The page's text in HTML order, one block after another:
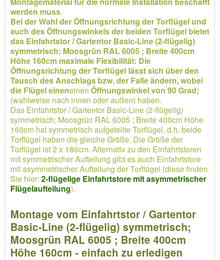
werden muss.
Bei der Wahl der Öffnungsrichtung der Torflügel und
auch des Öffnungswinkels der beiden Torflügel bietet
das Einfahrtstor / Gartentor Basic-Line (2-flügelig)
symmetrisch; Moosgrün RAL 6005 ; Breite 400cm
Höhe 160cm maximale Flexibilität: Die
Öffnungsrichtung der Torflügel lässt sich über den
Tausch des Anschlags bzw. der Falle ändern, wobei
die Flügel eineneinen Öffnungswinkel von 90 Grad;
(wahlweise nach innen oder außen) haben.
Das Einfahrtstor / Gartentor Basic-Line (2-flügelig)
symmetrisch; Moosgrün RAL 6005 ; Breite 400cm Höhe
160cm hat symmetrisch aufgeteilte Torflügel, d.h. beide
Torflügel haben die gleiche Größe. Die Größe der
Torflügel ist 2 x 186cm. Alternativ zu den Einfahrtstoren
mit symmetrischer Aufteilung gibt es auch Einfahrtstore
mit asymmetrischer Aufteilung der Torflügel (diese finden
Sie hier: 2-flügelige Einfahrtstore mit asymmetrischer
Flügelaufteilung).
Montage vom Einfahrtstor / Gartentor
Basic-Line (2-flügelig) symmetrisch;
Moosgrün RAL 6005 ; Breite 400cm
Höhe 160cm - einfach zu erledigen